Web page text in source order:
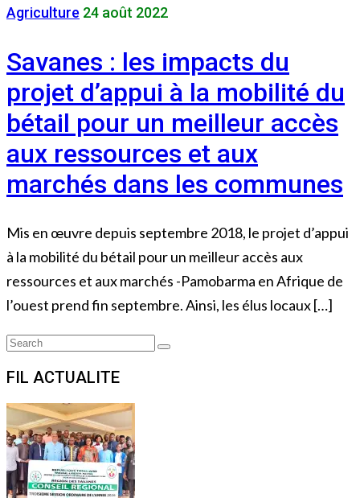
Agriculture 24 août 2022
Savanes : les impacts du
projet d’appui à la mobilité du
bétail pour un meilleur accès
aux ressources et aux
marchés dans les communes
Mis en œuvre depuis septembre 2018, le projet d’appui
à la mobilité du bétail pour un meilleur accès aux
ressources et aux marchés -Pamobarma en Afrique de
l’ouest prend fin septembre. Ainsi, les élus locaux […]
Search
Search
FIL ACTUALITE